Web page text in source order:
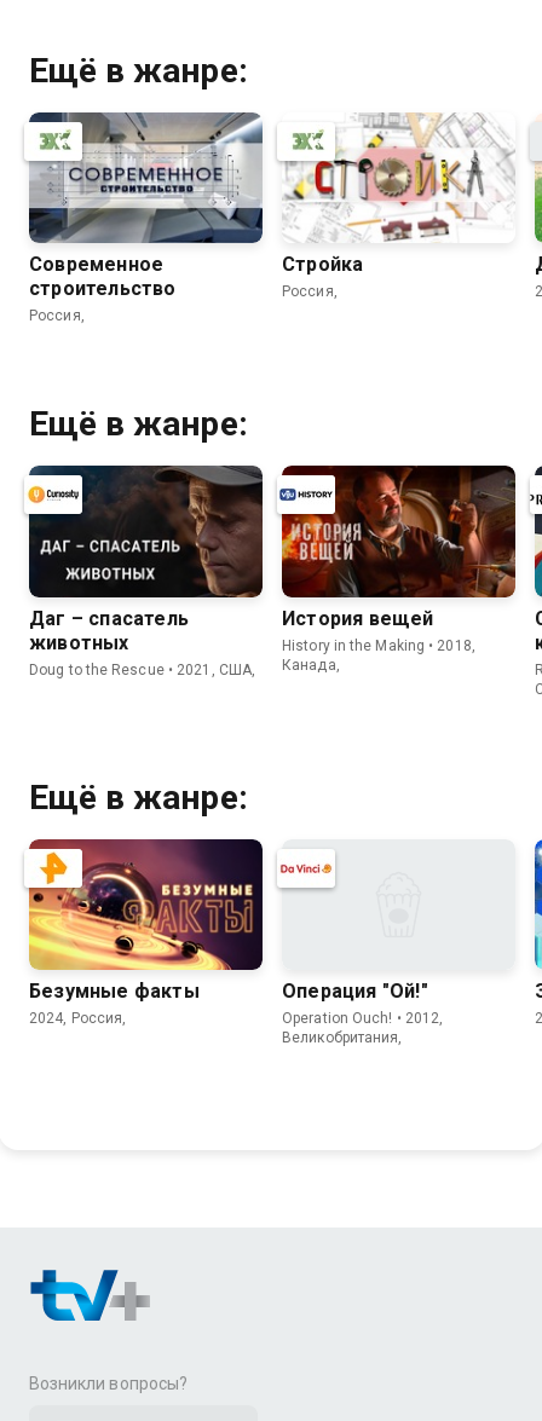
Ещё в жанре:
Современное
строительство
Россия,
Стройка
Россия,
Ещё в жанре:
Даг – спасатель
животных
Doug to the Rescue • 2021, США,
История вещей
History in the Making • 2018,
Канада,
Ещё в жанре:
Безумные факты
2024, Россия,
Операция "Ой!"
Operation Ouch! • 2012,
Великобритания,
Возникли вопросы?